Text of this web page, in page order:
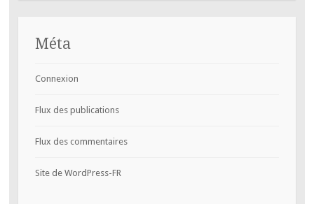
Méta
Connexion
Flux des publications
Flux des commentaires
Site de WordPress-FR